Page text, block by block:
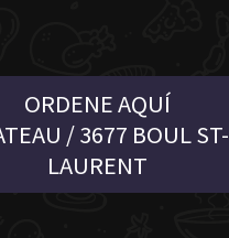
ORDENE AQUÍ
/ 3677 BOUL ST-
LAURENT